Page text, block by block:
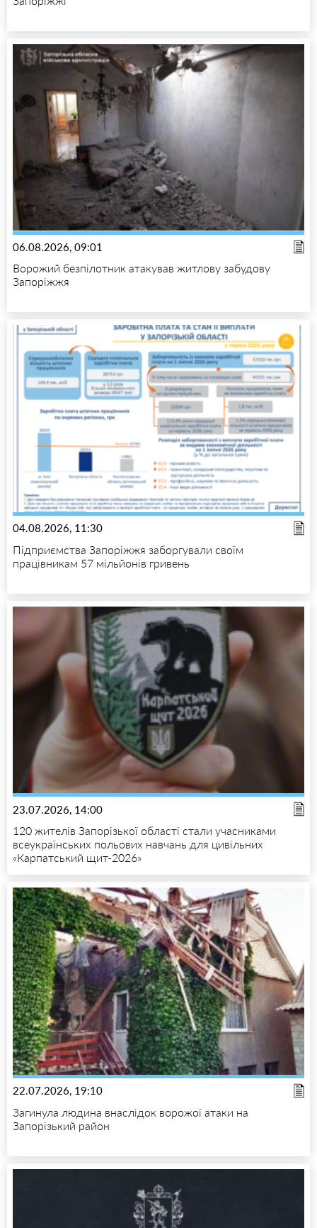
06.08.2026, 09:01
Ворожий безпілотник атакував житлову забудову
Запоріжжя
04.08.2026, 11:30
Підприємства Запоріжжя заборгували своїм
працівникам 57 мільйонів гривень
23.07.2026, 14:00
120 жителів Запорізької області стали учасниками
всеукраїнських польових навчань для цивільних
«Карпатський щит-2026»
22.07.2026, 19:10
Загинула людина внаслідок ворожої атаки на
Запорізький район